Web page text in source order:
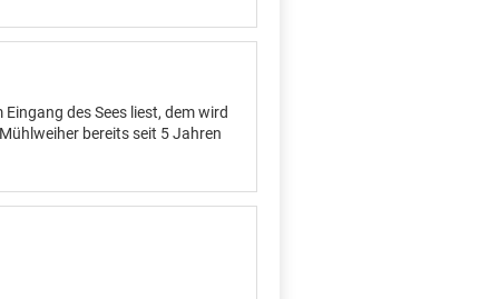
des Sees liest, dem wird
bereits seit 5 Jahren